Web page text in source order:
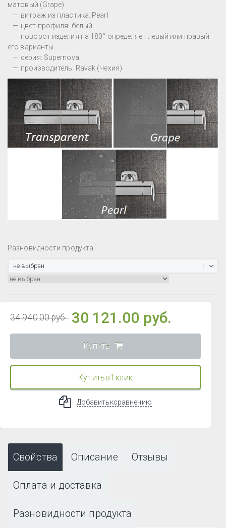
матовый (Grape)
витраж из пластика: Pearl
цвет профиля: белый
поворот изделия на 180° определяет левый или правый
его варианты
серия: Supernova
производитель: Ravak (Чехия)
Разновидности продукта:
не выбран
34 940.00 руб. 30 121.00 руб.
Купить
Купить в 1 клик
Добавить к сравнению
Свойства Описание Отзывы
Оплата и доставка
Разновидности продукта